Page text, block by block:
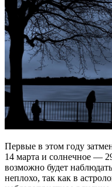
Первые в этом году
14 марта и солнечное —
возможно будет
неплохо, так как в